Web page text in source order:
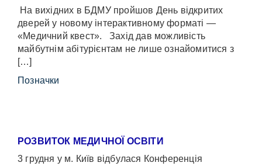
На вихідних в БДМУ пройшов День відкритих
дверей у новому інтерактивному форматі —
«Медичний квест». Захід дав можливість
майбутнім абітурієнтам не лише ознайомитися з
[…]
Позначки
РОЗВИТОК МЕДИЧНОЇ ОСВІТИ
3 грудня у м. Київ відбулася Конференція